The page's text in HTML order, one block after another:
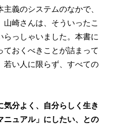
義のシステムのなかで、
崎さんは、そういったこ
らっしゃいました。本書に
ておくべきことが詰まって
若い人に限らず、すべての
気分よく、自分らしく生き
ニュアル」にしたい、との